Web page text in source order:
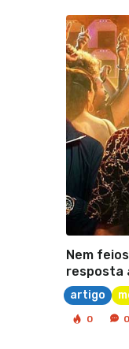
Nem
resposta
artigo
0 0